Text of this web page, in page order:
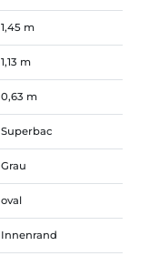
1,45 m
1,13 m
0,63 m
Superbac
Grau
oval
Innenrand